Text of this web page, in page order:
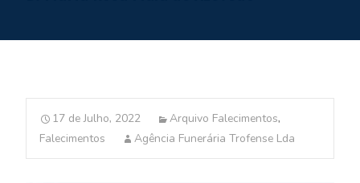
17 de Julho, 2022 Arquivo Falecimentos,
Falecimentos
Agência Funerária Trofense Lda